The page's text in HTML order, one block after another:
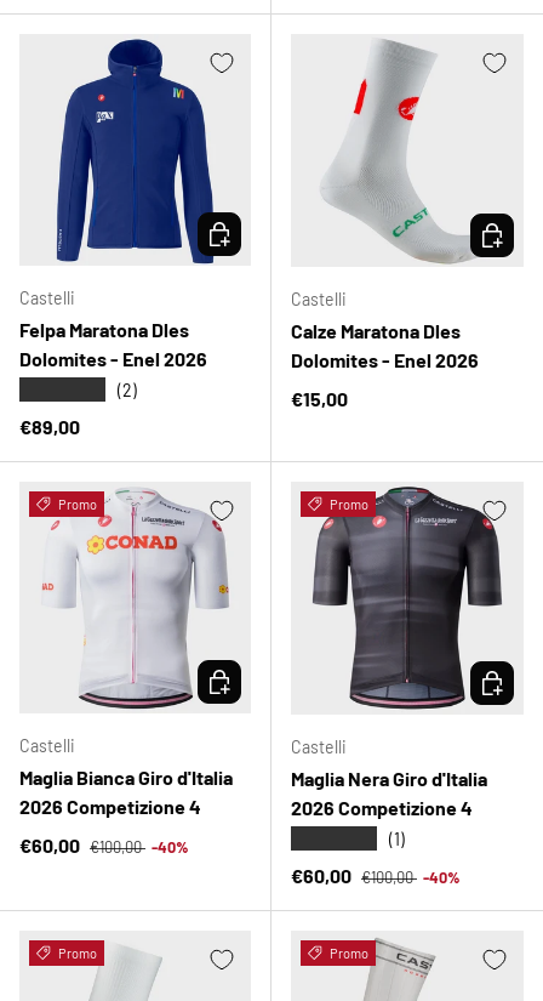
Castelli
Felpa Maratona Dles
Dolomites - Enel 2026
(2)
Prezzo normale
€89,00
SCEGLI OPZIONI
Castelli
Calze Maratona Dles
Dolomites - Enel 2026
Prezzo normale
€15,00
SCEGLI
Promo
Castelli
Maglia Bianca Giro d'Italia
2026 Competizione 4
Prezzo di vendita
€60,00 Prezzo normale
€100,00 -40%
SCEGLI OPZIONI
Promo
Castelli
Maglia Nera Giro d'Italia
2026 Competizione 4
(1)
Prezzo di vendita
€60,00 Prezzo normale
€100,00 -40%
SCEGLI
Promo Promo